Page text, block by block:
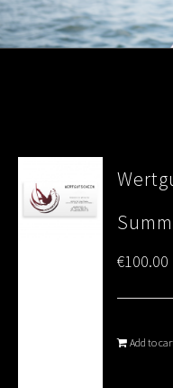
€100.00
Add to